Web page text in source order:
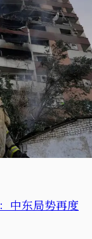
中东局势再度